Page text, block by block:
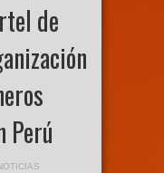
de
Perú